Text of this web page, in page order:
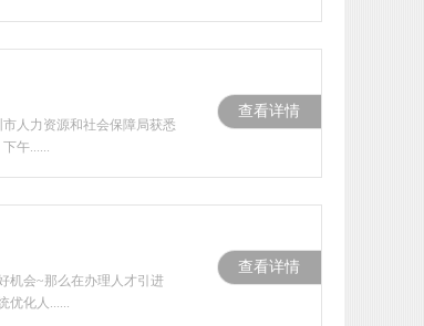
人力资源和社会保障局获悉
午......
查看详情
机会~那么在办理人才引进
优化人......
查看详情